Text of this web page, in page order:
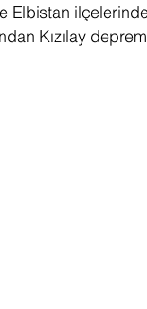
Araştırması
Elbistan
Kızılay